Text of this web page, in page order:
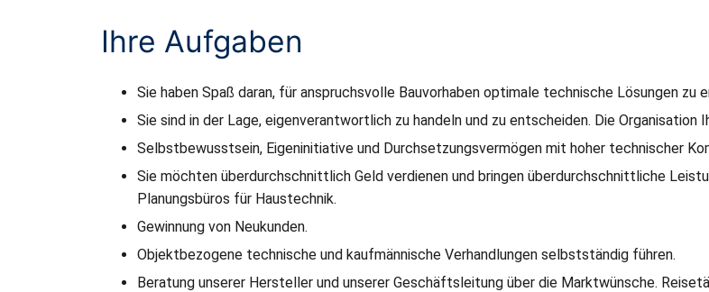
Ihre Aufgaben
Sie haben Spaß daran, für anspruchsvolle Bauvorhaben optimale technische Lösungen zu
Sie sind in der Lage, eigenverantwortlich zu handeln und zu entscheiden. Die Organisation
Selbstbewusstsein, Eigeninitiative und Durchsetzungsvermögen mit hoher technischer
Sie möchten überdurchschnittlich Geld verdienen und bringen überdurchschnittliche
Planungsbüros für Haustechnik.
Gewinnung von Neukunden.
Objektbezogene technische und kaufmännische Verhandlungen selbstständig führen.
Beratung unserer Hersteller und unserer Geschäftsleitung über die Marktwünsche.